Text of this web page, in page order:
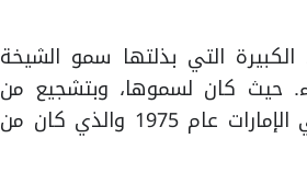
التي بذلتها سمو الشيخة
حيث كان لسموها، وبتشجيع من
المغفور له الشيخ زايد، الدور الأكبر في تأسيس الاتحاد النسائي في الإمارات عام 1975 والذي كان من